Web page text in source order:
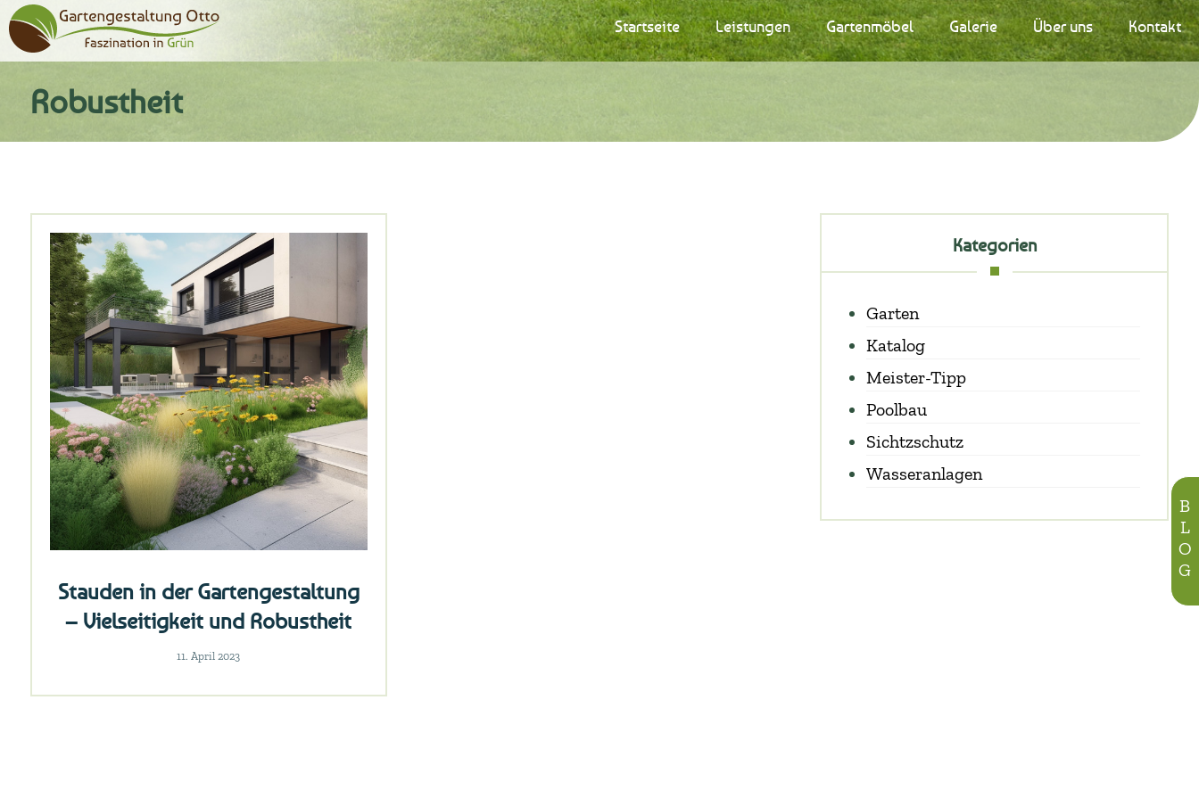
BLOG
Startseite Leistungen Gartenmöbel Galerie Über uns Kontakt
Robustheit
Stauden in der Gartengestaltung
– Vielseitigkeit und Robustheit
11. April 2023
Kategorien
Garten
Katalog
Meister-Tipp
Poolbau
Sichtzschutz
Wasseranlagen